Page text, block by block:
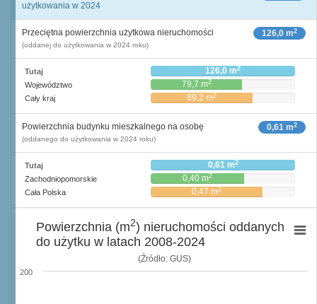
użytkowania w 2024
126,0 m2
Przeciętna powierzchnia użytkowa nieruchomości
(oddanej do użytkowania w 2024 roku)
Tutaj 126,0 m2
Województwo 79,7 m2
Cały kraj 89,2 m2
0,61 m2
Powierzchnia budynku mieszkalnego na osobę
(oddanego do użytkowania w 2024 roku)
Tutaj 0,61 m2
Zachodniopomorskie 0,40 m2
Cała Polska 0,47 m2
(Źródło: GUS)
200
Powierzchnia (m2) nieruchomości oddanych
do użytku w latach 2008-2024